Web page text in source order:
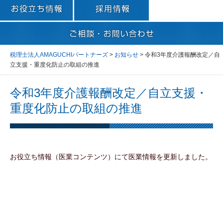
税理士法人AMAGUCHIパートナーズ > お知らせ > 令和3年度介護報酬改定／自
立支援・重度化防止の取組の推進
令和3年度介護報酬改定／自立支援・
重度化防止の取組の推進
お役立ち情報（医業コンテンツ）にて医業情報を更新しました。